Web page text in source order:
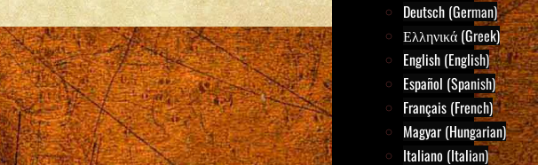
Deutsch (German)
Ελληνικά (Greek)
English (English)
Español (Spanish)
Français (French)
Magyar (Hungarian)
Italiano (Italian)